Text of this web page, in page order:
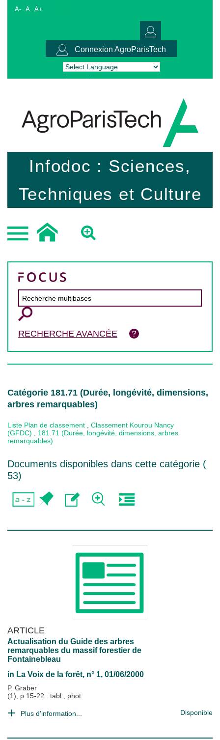
A- A A+
Connexion AgroParisTech
Powered by Translate
Infodoc : Sciences,
Techniques et Culture
RECHERCHE AVANCÉE
Catégorie 181.71 (Durée, longévité, dimensions,
arbres remarquables)
Liste Plan de classement
Classement Kourou Nancy
(GFDC)
181.71 (Durée, longévité, dimensions, arbres
remarquables)
Documents disponibles dans cette catégorie (
53)
ARTICLE
Actualisation du Guide des arbres
remarquables du massif forestier de
Fontainebleau
in La Voix de la forêt, n° 1, 01/06/2000
P. Graber
(1), p.15-22 : tabl., phot.
Plus d'information... Disponible